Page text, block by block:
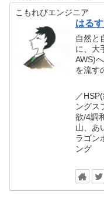
こもれびエンジニア
はる
自然と
に、大
AWS)
を流す
／
ングス
欲/4調
山、あ
ラゴン
ング